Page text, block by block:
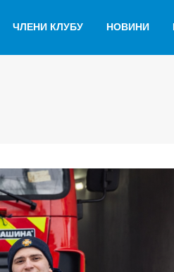
ЧЛЕНИ КЛУБУ НОВИНИ